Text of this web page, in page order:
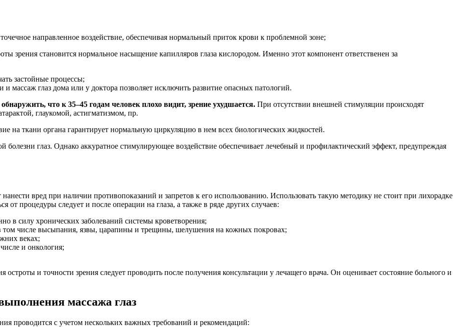
направленное воздействие, обеспечивая нормальный приток крови к проблемной зоне;
зрения становится нормальное насыщение капилляров глаза кислородом. Именно этот компонент ответственен за
застойные процессы;
массаж глаз дома или у доктора позволяет исключить развитие опасных патологий.
что к 35–45 годам человек плохо видит, зрение ухудшается. При отсутствии внешней стимуляции происходят
глаукомой, астигматизмом, пр.
на ткани органа гарантирует нормальную циркуляцию в нем всех биологических жидкостей.
болезни глаз. Однако аккуратное стимулирующее воздействие обеспечивает лечебный и профилактический эффект, предупреждая
вред при наличии противопоказаний и запретов к его использованию. Использовать такую методику не стоит при лихорадке
от процедуры следует и после операции на глаза, а также в ряде других случаев:
в силу хронических заболеваний системы кроветворения;
том числе высыпания, язвы, царапины и трещины, шелушения на кожных покровах;
веках;
и онкология;
и точности зрения следует проводить после получения консультации у лечащего врача. Он оценивает состояние больного и
массажа глаз
проводится с учетом нескольких важных требований и рекомендаций: